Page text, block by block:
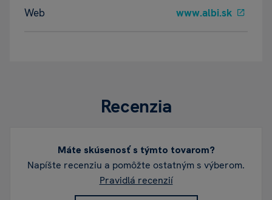
Web www.albi.sk
Recenzia
Máte skúsenosť s týmto tovarom?
Napíšte recenziu a pomôžte ostatným s výberom.
Pravidlá recenzií